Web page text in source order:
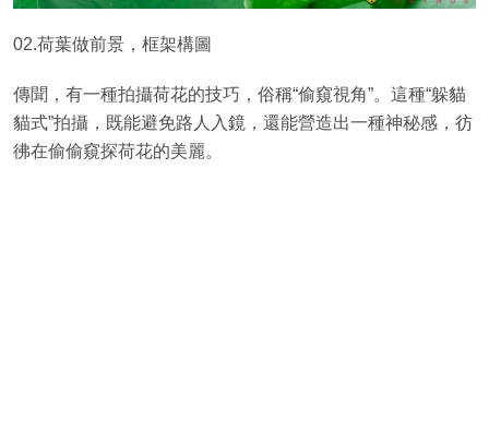
02.荷葉做前景，框架構圖
傳聞，有一種拍攝荷花的技巧，俗稱“偷窺視角”。這種“躲貓
貓式”拍攝，既能避免路人入鏡，還能營造出一種神秘感，彷
彿在偷偷窺探荷花的美麗。